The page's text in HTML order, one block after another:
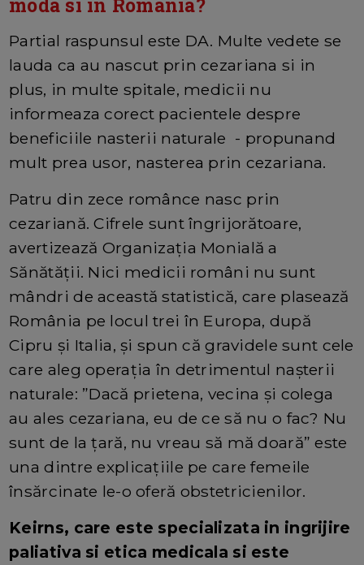
moda si in Romania?
Partial raspunsul este DA. Multe vedete se
lauda ca au nascut prin cezariana si in
plus, in multe spitale, medicii nu
informeaza corect pacientele despre
beneficiile nasterii naturale - propunand
mult prea usor, nasterea prin cezariana.
Patru din zece românce nasc prin
cezariană. Cifrele sunt îngrijorătoare,
avertizează Organizaţia Monială a
Sănătăţii. Nici medicii români nu sunt
mândri de această statistică, care plasează
România pe locul trei în Europa, după
Cipru şi Italia, şi spun că gravidele sunt cele
care aleg operaţia în detrimentul naşterii
naturale: ”Dacă prietena, vecina şi colega
au ales cezariana, eu de ce să nu o fac? Nu
sunt de la ţară, nu vreau să mă doară” este
una dintre explicaţiile pe care femeile
însărcinate le-o oferă obstetricienilor.
Keirns, care este specializata in ingrijire
paliativa si etica medicala si este